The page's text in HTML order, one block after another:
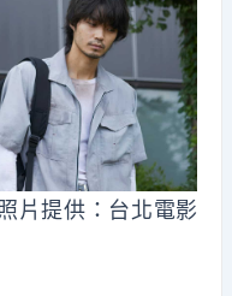
片提供：台北電影